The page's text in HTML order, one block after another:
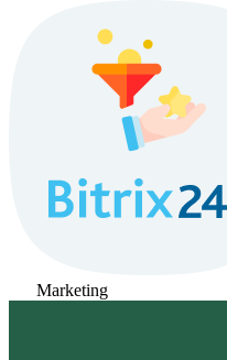
Marketing